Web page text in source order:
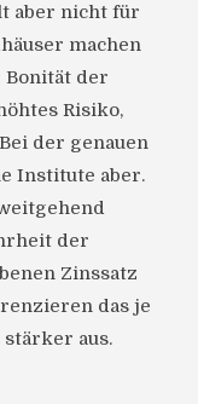
aber nicht für
machen
der
Risiko,
der genauen
Institute aber.
der
Zinssatz
das je
aus.